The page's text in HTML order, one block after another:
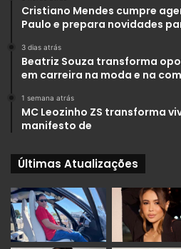
Cristiano Mendes cumpre
Paulo e prepara novidades
3 dias atrás
Beatriz Souza transforma
em carreira na moda e na
1 semana atrás
MC Leozinho ZS transforma
manifesto de
Últimas Atualizações